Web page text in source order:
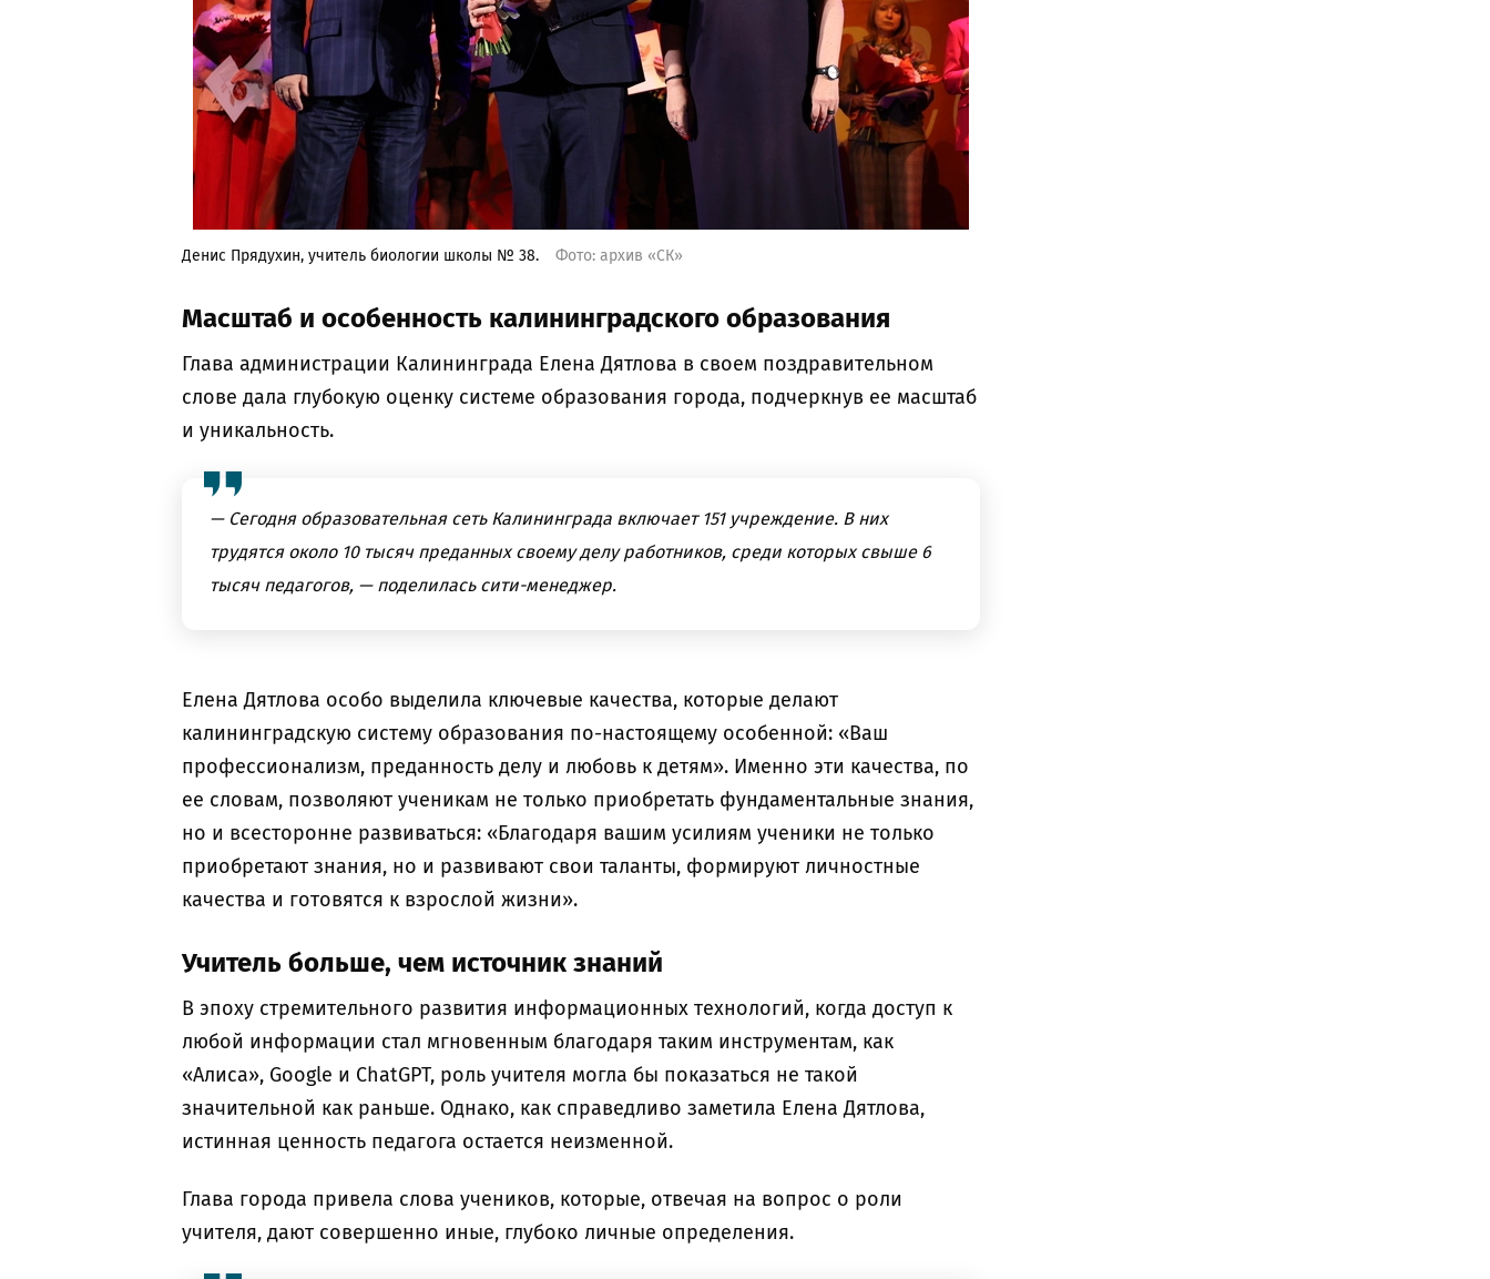
Денис Прядухин, учитель биологии школы № 38. Фото: архив «СК»
Масштаб и особенность калининградского образования
Глава администрации Калининграда Елена Дятлова в своем поздравительном
слове дала глубокую оценку системе образования города, подчеркнув ее масштаб
и уникальность.
— Сегодня образовательная сеть Калининграда включает 151 учреждение. В них
трудятся около 10 тысяч преданных своему делу работников, среди которых свыше 6
тысяч педагогов, — поделилась сити-менеджер.
Елена Дятлова особо выделила ключевые качества, которые делают
калининградскую систему образования по-настоящему особенной: «Ваш
профессионализм, преданность делу и любовь к детям». Именно эти качества, по
ее словам, позволяют ученикам не только приобретать фундаментальные знания,
но и всесторонне развиваться: «Благодаря вашим усилиям ученики не только
приобретают знания, но и развивают свои таланты, формируют личностные
качества и готовятся к взрослой жизни».
Учитель больше, чем источник знаний
В эпоху стремительного развития информационных технологий, когда доступ к
любой информации стал мгновенным благодаря таким инструментам, как
«Алиса», Google и ChatGPT, роль учителя могла бы показаться не такой
значительной как раньше. Однако, как справедливо заметила Елена Дятлова,
истинная ценность педагога остается неизменной.
Глава города привела слова учеников, которые, отвечая на вопрос о роли
учителя, дают совершенно иные, глубоко личные определения.